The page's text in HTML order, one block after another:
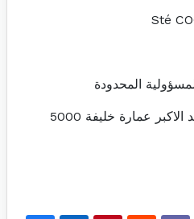
Sté
المحدودة
شارع المجاهد الاكبر عمارة خليفة 5000